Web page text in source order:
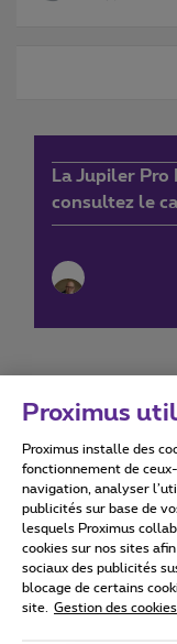
La Jupiler Pro
consultez le
Conditions
Tous droits réservés. ©
Conditions générales,
Proximus
Proximus installe des
fonctionnement de
navigation, analyser
publicités sur base de
lesquels Proximus
cookies sur nos sites
sociaux des publicités
blocage de certains
site.
Gestion des cookies